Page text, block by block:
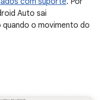
Auto sai
o movimento do